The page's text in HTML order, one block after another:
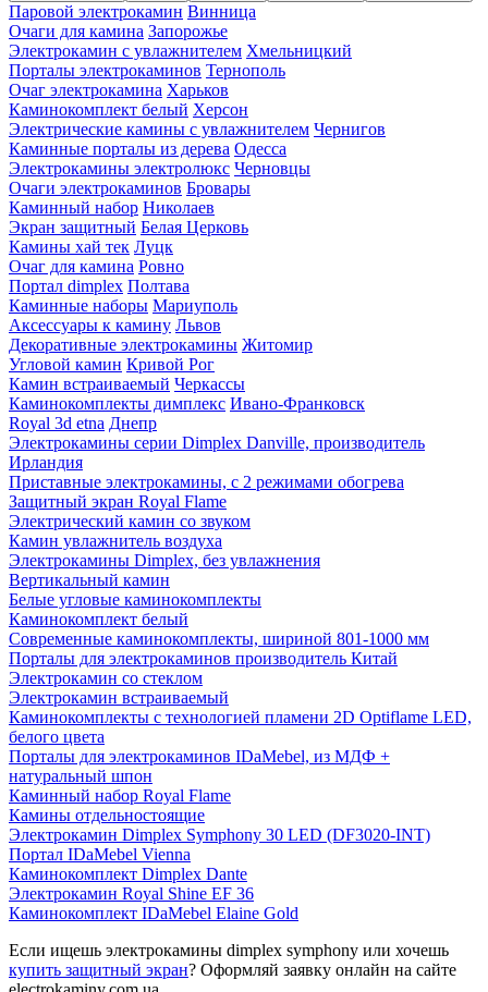
Паровой электрокамин Винница
Очаги для камина Запорожье
Электрокамин с увлажнителем Хмельницкий
Порталы электрокаминов Тернополь
Очаг электрокамина Харьков
Каминокомплект белый Херсон
Электрические камины с увлажнителем Чернигов
Каминные порталы из дерева Одесса
Электрокамины электролюкс Черновцы
Очаги электрокаминов Бровары
Каминный набор Николаев
Экран защитный Белая Церковь
Камины хай тек Луцк
Очаг для камина Ровно
Портал dimplex Полтава
Каминные наборы Мариуполь
Аксессуары к камину Львов
Декоративные электрокамины Житомир
Угловой камин Кривой Рог
Камин встраиваемый Черкассы
Каминокомплекты димплекс Ивано-Франковск
Royal 3d etna Днепр
Электрокамины серии Dimplex Danville, производитель
Ирландия
Приставные электрокамины, с 2 режимами обогрева
Защитный экран Royal Flame
Электрический камин со звуком
Камин увлажнитель воздуха
Электрокамины Dimplex, без увлажнения
Вертикальный камин
Белые угловые каминокомплекты
Каминокомплект белый
Современные каминокомплекты, шириной 801-1000 мм
Порталы для электрокаминов производитель Китай
Электрокамин со стеклом
Электрокамин встраиваемый
Каминокомплекты с технологией пламени 2D Optiflame LED,
белого цвета
Порталы для электрокаминов IDaMebel, из МДФ +
натуральный шпон
Каминный набор Royal Flame
Камины отдельностоящие
Электрокамин Dimplex Symphony 30 LED (DF3020-INT)
Портал IDaMebel Vienna
Каминокомплект Dimplex Dante
Электрокамин Royal Shine EF 36
Каминокомплект IDaMebel Elaine Gold
Если ищешь электрокамины dimplex symphony или хочешь
купить защитный экран? Оформляй заявку онлайн на сайте